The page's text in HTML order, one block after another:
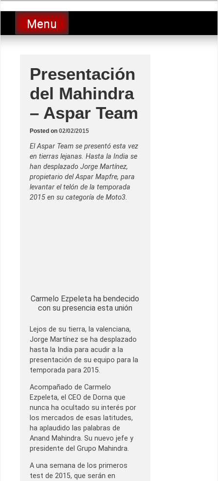
to
contentLucio Lopez GP
luciolopezgp
Menu
Presentación
del Mahindra
– Aspar Team
Posted on 02/02/2015
El Aspar Team se presentó esta vez
en tierras lejanas. Hasta la India se
han desplazado Jorge Martínez,
propietario del Aspar Mapfre, para
levantar el telón de la temporada
2015 en su categoría de Moto3.
Carmelo Ezpeleta ha bendecido
con su presencia esta unión
Lejos de su tierra, la valenciana,
Jorge Martínez se ha desplazado
hasta la India para acudir a la
presentación de su equipo para la
temporada para 2015.
Acompañado de Carmelo
Ezpeleta, el CEO de Dorna que
nunca ha ocultado su interés por
los mercados de esas latitudes,
ha aplaudido las palabras de
Anand Mahindra. Su nuevo jefe y
presidente del Grupo Mahindra.
A una semana de los primeros
test de 2015, que serán en